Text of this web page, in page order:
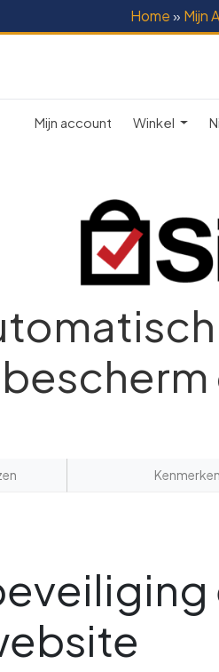
Home» Mijn
Mijn account Winkel
Kenmerken